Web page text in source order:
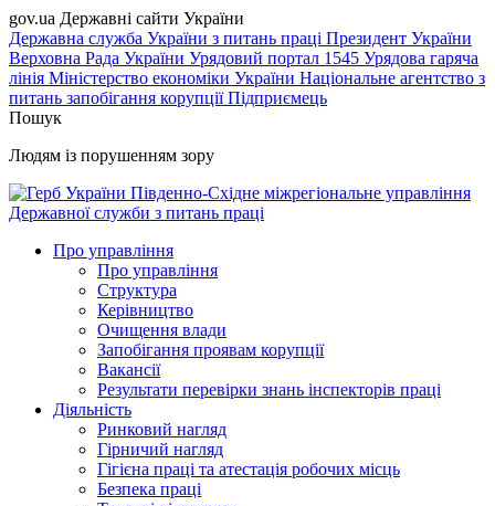
gov.ua Державні сайти України
Державна служба України з питань праці Президент України
Верховна Рада України Урядовий портал 1545 Урядова гаряча
лінія Міністерство економіки України Національне агентство з
питань запобігання корупціїПідприємець
Пошук
Людям із порушенням зору
Південно-Східне міжрегіональне управління
Державної служби з питань праці
Про управління
Про управління
Структура
Керівництво
Очищення влади
Запобігання проявам корупції
Вакансії
Результати перевірки знань інспекторів праці
Діяльність
Ринковий нагляд
Гірничий нагляд
Гігієна праці та атестація робочих місць
Безпека праці